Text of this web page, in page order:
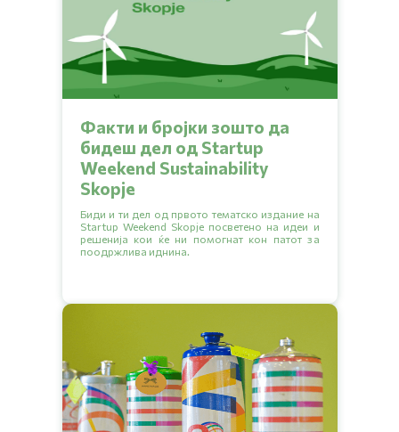
Факти и бројки зошто да
бидеш дел од Startup
Weekend Sustainability
Skopje
Биди и ти дел од првото тематско издание на
Startup Weekend Skopje посветено на идеи и
решенија кои ќе ни помогнат кон патот за
поодржлива иднина.